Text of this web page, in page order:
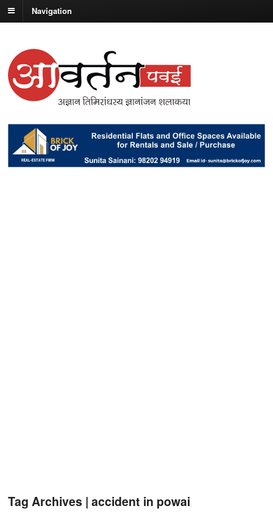
Navigation
Tag Archives | accident in powai